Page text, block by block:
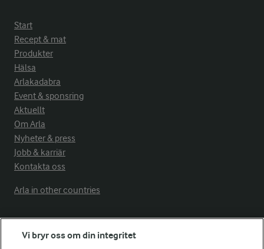
Start
Recept & mat
Produkter
Hälsa
Arlakadabra
Event & sponsring
Aktuellt
Om Arla
Nyheter & press
Jobb & karriär
Kontakta oss
Arla in other countries
Fler Arlasajter
Vi bryr oss om din integritet